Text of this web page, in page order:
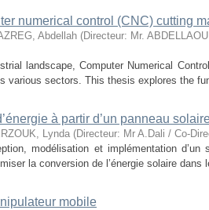
numerical control (CNC) cutting
Abdellah (Directeur: Mr.
landscape, Computer Numerical
various sectors. This thesis explores the
à partir d’un panneau
Lynda (Directeur: Mr A.Dali / Co-
modélisation et implémentation
la conversion de l’énergie solaire
mobile